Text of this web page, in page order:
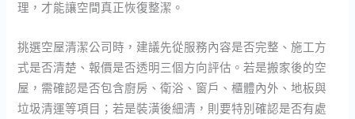
理，才能讓空間真正恢復整潔。
挑選空屋清潔公司時，建議先從服務內容是否完整、施工方
式是否清楚、報價是否透明三個方向評估。若是搬家後的空
屋，需確認是否包含廚房、衛浴、窗戶、櫃體內外、地板與
垃圾清運等項目；若是裝潢後細清，則要特別確認是否有處